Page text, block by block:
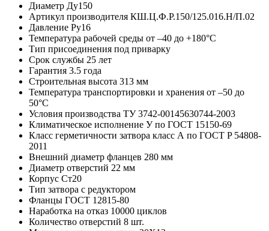
Диаметр Ду150
Артикул производителя КШ.Ц.Ф.Р.150/125.016.Н/П.02
Давление Ру16
Температура рабочей среды от –40 до +180°C
Тип присоединения под приварку
Срок службы 25 лет
Гарантия 3.5 года
Строительная высота 313 мм
Температура транспортировки и хранения от –50 до
50°C
Условия производства ТУ 3742-00145630744-2003
Климатическое исполнение У по ГОСТ 15150-69
Класс герметичности затвора класс А по ГОСТ P 54808-
2011
Внешний диаметр фланцев 280 мм
Диаметр отверстий 22 мм
Корпус Ст20
Тип затвора с редуктором
Фланцы ГОСТ 12815-80
Наработка на отказ 10000 циклов
Количество отверстий 8 шт.